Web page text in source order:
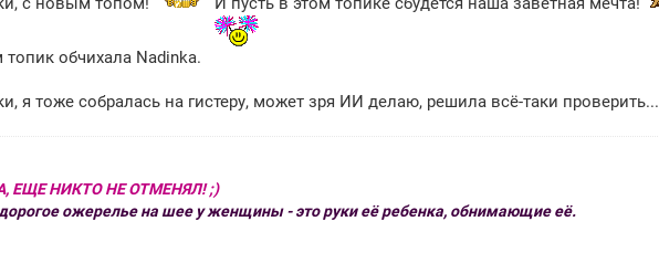
обчихала Nadinka.
я тоже собралась на гистеру, может зря ИИ делаю, решила всё-таки проверить...
ЕЩЕ НИКТО НЕ ОТМЕНЯЛ! ;)
ожерелье на шее у женщины - это руки её ребенка, обнимающие её.